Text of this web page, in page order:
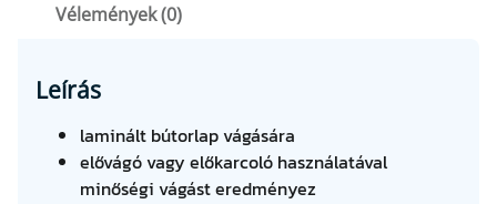
×
4
2
H
Vélemények (0)
Leírás
laminált bútorlap vágására
elővágó vagy előkarcoló használatával
minőségi vágást eredményez